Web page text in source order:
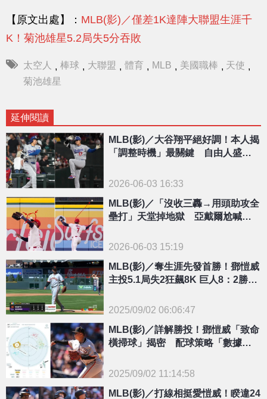
【原文出處】： MLB(影)／僅差1K達陣大聯盟生涯千
K！菊池雄星5.2局失5分吞敗
太空人 , 棒球 , 大聯盟 , 體育 , MLB , 美國職棒 , 天使 ,
菊池雄星
延伸閱讀
MLB(影)／大谷翔平絕好調！本人揭
「調整時機」最關鍵 自由人盛
2026-06-03 16:33
MLB(影)／「沒收三轟→用頭助攻全
壘打」天堂掉地獄 亞戴爾尬喊：
2026-06-03 15:19
{PLAYICON}
MLB(影)／奪生涯先發首勝！鄧愷威
主投5.1局失2狂飆8K 巨人8：2勝落
2025/09/02 06:06:47
{PLAYICON}
MLB(影)／詳解勝投！鄧愷威「致命
橫掃球」揭密 配球策略「數據變
2025/09/02 11:14:58
MLB(影)／打線相挺愛愷威！睽違24